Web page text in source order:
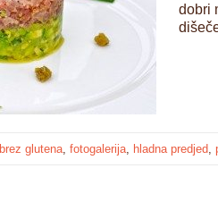
dobri
brez glutena, fotogalerija, hladna predjed,